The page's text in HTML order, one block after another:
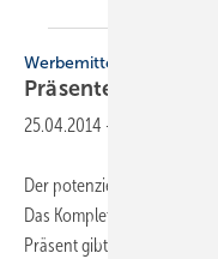
Werbemittel
Präsente mit
25.04.2014 -
Der potenzielle Kunde
Das Komplettbad ist
Präsent gibt es viele